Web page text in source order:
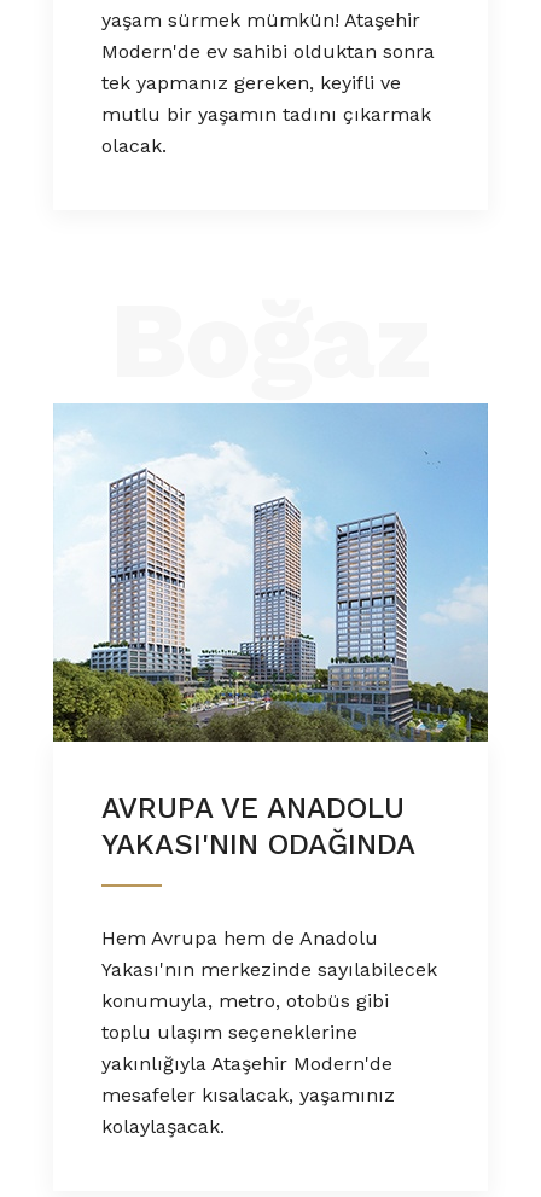
yaşam sürmek mümkün! Ataşehir
Modern'de ev sahibi olduktan sonra
tek yapmanız gereken, keyifli ve
mutlu bir yaşamın tadını çıkarmak
olacak.
AVRUPA VE ANADOLU
YAKASI'NIN ODAĞINDA
Hem Avrupa hem de Anadolu
Yakası'nın merkezinde sayılabilecek
konumuyla, metro, otobüs gibi
toplu ulaşım seçeneklerine
yakınlığıyla Ataşehir Modern'de
mesafeler kısalacak, yaşamınız
kolaylaşacak.